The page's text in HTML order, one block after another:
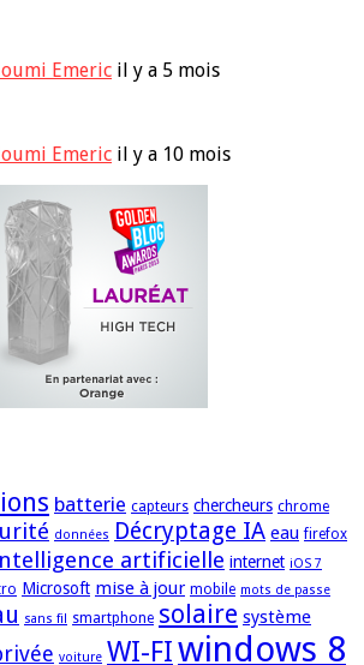
Emeric il y a 5 mois
Emeric il y a 10 mois
batterie capteurs chercheurs chrome
données Décryptage IA eau firefox
artificielle internet iOS 7
Microsoft mise à jour mobile mots de passe
sans fil smartphone solaire système
voiture WI-FIwindows 8